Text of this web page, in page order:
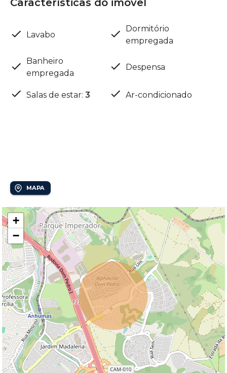
Características do imóvel
Lavabo
Dormitório
empregada
Banheiro
empregada
Despensa
Salas de estar: 3 Ar-condicionado
MAPA
+
−